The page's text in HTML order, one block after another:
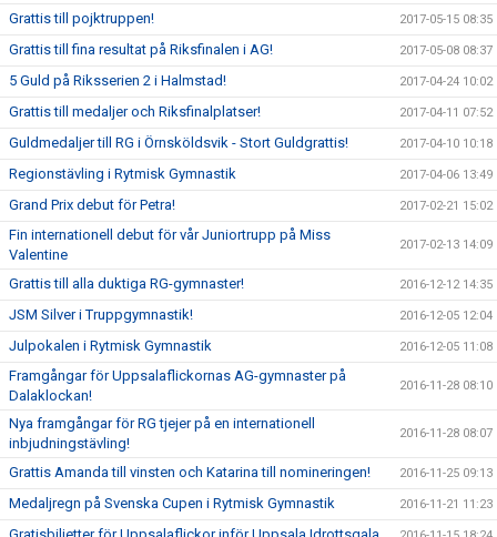
Grattis till pojktruppen! 2017-05-15 08:35
Grattis till fina resultat på Riksfinalen i AG! 2017-05-08 08:37
5 Guld på Riksserien 2 i Halmstad! 2017-04-24 10:02
Grattis till medaljer och Riksfinalplatser! 2017-04-11 07:52
Guldmedaljer till RG i Örnsköldsvik - Stort Guldgrattis! 2017-04-10 10:18
Regionstävling i Rytmisk Gymnastik 2017-04-06 13:49
Grand Prix debut för Petra! 2017-02-21 15:02
Fin internationell debut för vår Juniortrupp på Miss
Valentine
2017-02-13 14:09
Grattis till alla duktiga RG-gymnaster! 2016-12-12 14:35
JSM Silver i Truppgymnastik! 2016-12-05 12:04
Julpokalen i Rytmisk Gymnastik 2016-12-05 11:08
Framgångar för Uppsalaflickornas AG-gymnaster på
Dalaklockan!
2016-11-28 08:10
Nya framgångar för RG tjejer på en internationell
inbjudningstävling!
2016-11-28 08:07
Grattis Amanda till vinsten och Katarina till nomineringen! 2016-11-25 09:13
Medaljregn på Svenska Cupen i Rytmisk Gymnastik 2016-11-21 11:23